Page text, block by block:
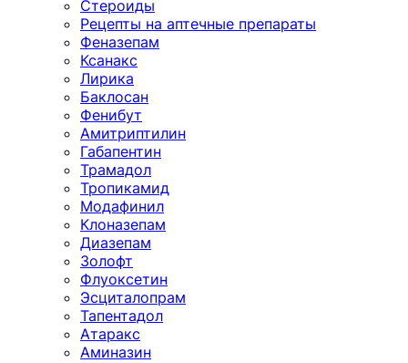
Стероиды
Рецепты на аптечные препараты
Феназепам
Ксанакс
Лирика
Баклосан
Фенибут
Амитриптилин
Габапентин
Трамадол
Тропикамид
Модафинил
Клоназепам
Диазепам
Золофт
Флуоксетин
Эсциталопрам
Тапентадол
Атаракс
Аминазин